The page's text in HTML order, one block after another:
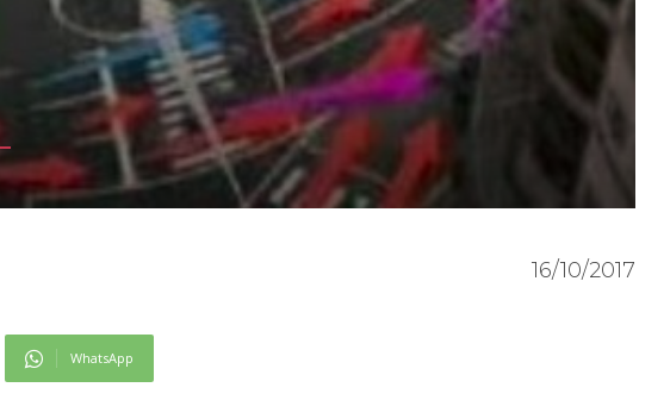
16/10/2017
WhatsApp